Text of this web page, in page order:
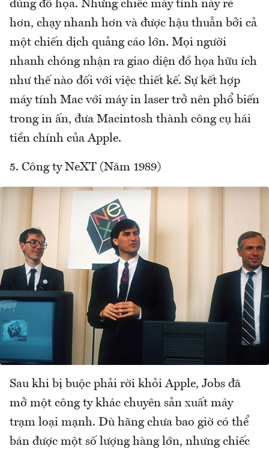
dùng đồ họa. Nhưng chiếc máy tính này rẻ
hơn, chạy nhanh hơn và được hậu thuẫn bởi cả
một chiến dịch quảng cáo lớn. Mọi người
nhanh chóng nhận ra giao diện đồ họa hữu ích
như thế nào đối với việc thiết kế. Sự kết hợp
máy tính Mac với máy in laser trở nên phổ biến
trong in ấn, đưa Macintosh thành công cụ hái
tiền chính của Apple.
5. Công ty NeXT (Năm 1989)
Sau khi bị buộc phải rời khỏi Apple, Jobs đã
mở một công ty khác chuyên sản xuất máy
trạm loại mạnh. Dù hãng chưa bao giờ có thể
bán được một số lượng hàng lớn, nhưng chiếc